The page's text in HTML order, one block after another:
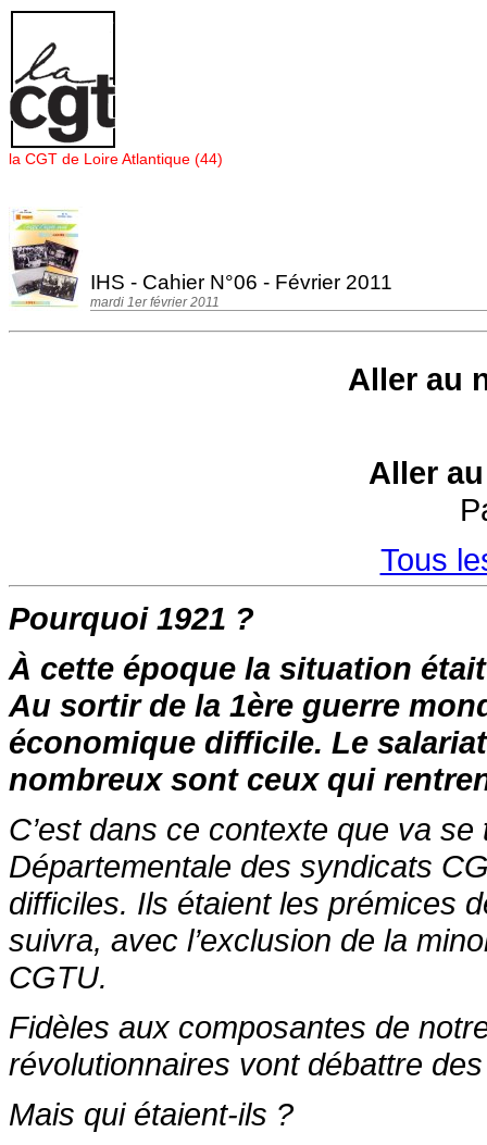
Panneau de gestion des cookies
la CGT de Loire Atlantique (44)
IHS - Cahier N°06 - Février 2011
mardi 1er février 2011
Aller au
Aller
Tous
Pourquoi 1921 ?
À cette époque la situation
Au sortir de la 1ère guerre
économique difficile. Le
nombreux sont ceux qui
C’est dans ce contexte que va
Départementale des syndicats
difficiles. Ils étaient les prémices
suivra, avec l’exclusion de la
CGTU.
Fidèles aux composantes de
révolutionnaires vont débattre
Mais qui étaient-ils ?